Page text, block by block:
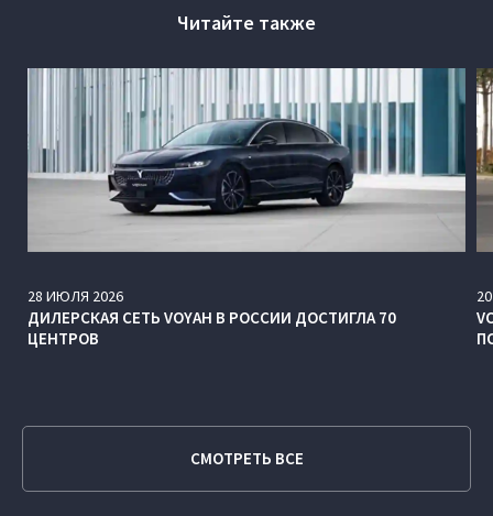
Читайте также
28 ИЮЛЯ 2026
ДИЛЕРСКАЯ СЕТЬ VOYAH В РОССИИ ДОСТИГЛА 70
ЦЕНТРОВ
20
СМОТРЕТЬ ВСЕ